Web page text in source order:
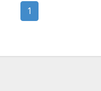
1(current)